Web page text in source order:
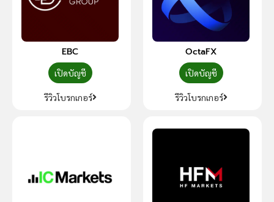
EBC
เปิดบัญชี
รีวิวโบรกเกอร์
OctaFX
เปิดบัญชี
รีวิวโบรกเกอร์